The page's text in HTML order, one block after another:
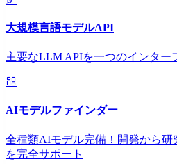
大規模言語モデルAPI
主要なLLM APIを一つのインター
AIモデルファインダー
全種類AIモデル完備！開発から
を完全サポート